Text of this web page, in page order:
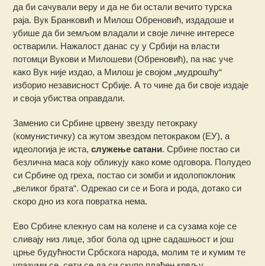
да би сачували веру и да не би остали вечито турска
раја. Вук Бранковић и Милош Обреновић, издадоше и
убише да би земљом владали и своје личне интересе
остварили. Нажалост данас су у Србији на власти
потомци Вукови и Милошеви (Обреновић), па нас уче
како Вук није издао, а Милош је својом „мудрошћу“
изборио независност Србије. А то чине да би своје издаје
и своја убиства оправдали.
Заменио си Србине црвену звезду петокраку
(комунистичку) са жутом звездом петокраком (ЕУ), а
идеологија је иста,служење сатани. Србине постао си
безлична маса коју обликују како коме одговора. Полудео
си Србине од греха, постао си зомби и идолопоклоник
„великог брата“. Одрекао си се и Бога и рода, дотако си
скоро дно из кога повратка нема.
Ево Србине клекнуо сам на колене и са сузама које се
сливају низ лице, због бола од црне садашњост и још
црње будућности Србскога народа, молим те и кумим те